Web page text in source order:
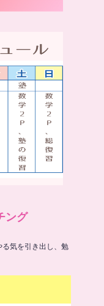
ング
気を引き出し、勉